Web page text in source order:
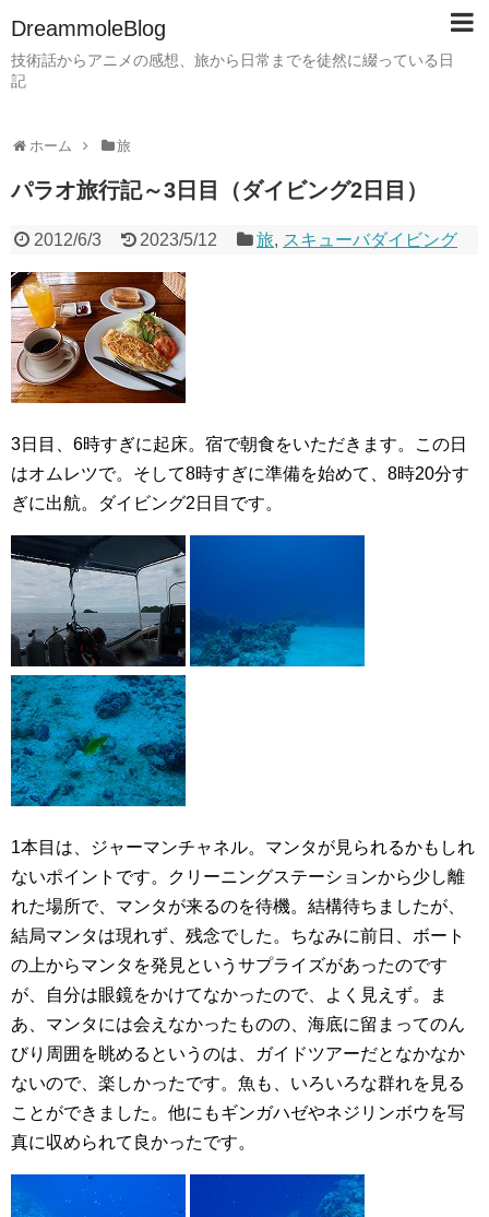
DreammoleBlog
技術話からアニメの感想、旅から日常までを徒然に綴っている日
記
ホーム 旅
パラオ旅行記～3日目（ダイビング2日目）
2012/6/3 2023/5/12 旅, スキューバダイビング
3日目、6時すぎに起床。宿で朝食をいただきます。この日
はオムレツで。そして8時すぎに準備を始めて、8時20分す
ぎに出航。ダイビング2日目です。
1本目は、ジャーマンチャネル。マンタが見られるかもしれ
ないポイントです。クリーニングステーションから少し離
れた場所で、マンタが来るのを待機。結構待ちましたが、
結局マンタは現れず、残念でした。ちなみに前日、ボート
の上からマンタを発見というサプライズがあったのです
が、自分は眼鏡をかけてなかったので、よく見えず。ま
あ、マンタには会えなかったものの、海底に留まってのん
びり周囲を眺めるというのは、ガイドツアーだとなかなか
ないので、楽しかったです。魚も、いろいろな群れを見る
ことができました。他にもギンガハゼやネジリンボウを写
真に収められて良かったです。